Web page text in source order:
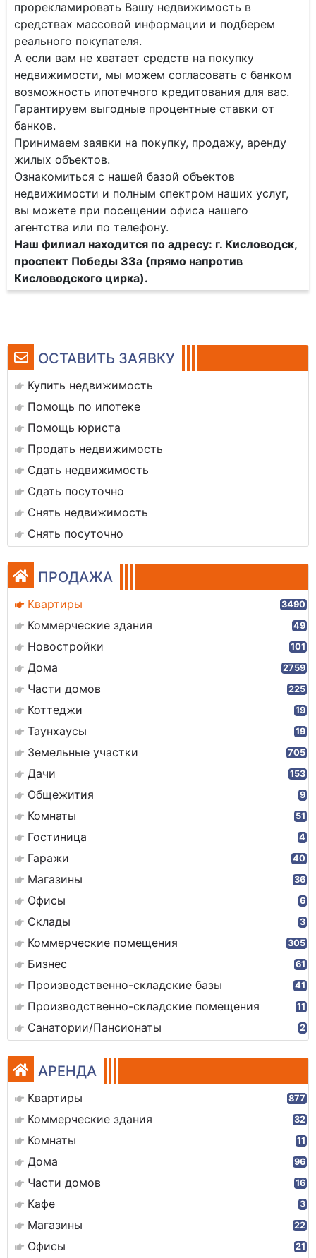
ОСТАВИТЬ ЗАЯВКУ
Купить недвижимость
Помощь по ипотеке
Помощь юриста
Продать недвижимость
Сдать недвижимость
Сдать посуточно
Снять недвижимость
Снять посуточно
ПРОДАЖА
Квартиры 3490
Коммерческие здания 49
Новостройки 101
Дома 2759
Части домов 225
Коттеджи 19
Таунхаусы 19
Земельные участки 705
Дачи 153
Общежития 9
Комнаты 51
Гостиница 4
Гаражи 40
Магазины 36
Офисы 6
Склады 3
Коммерческие помещения 305
Бизнес 61
Производственно-складские базы 41
Производственно-складские помещения 11
Санатории/Пансионаты 2
АРЕНДА
Квартиры 877
Коммерческие здания 32
Комнаты 11
Дома 96
Части домов 16
Кафе 3
Магазины 22
Офисы 21
прорекламировать Вашу недвижимость в
средствах массовой информации и подберем
реального покупателя.
А если вам не хватает средств на покупку
недвижимости, мы можем согласовать с банком
возможность ипотечного кредитования для вас.
Гарантируем выгодные процентные ставки от
банков.
Принимаем заявки на покупку, продажу, аренду
жилых объектов.
Ознакомиться с нашей базой объектов
недвижимости и полным спектром наших услуг,
вы можете при посещении офиса нашего
агентства или по телефону.
Наш филиал находится по адресу: г. Кисловодск,
проспект Победы 33а (прямо напротив
Кисловодского цирка).